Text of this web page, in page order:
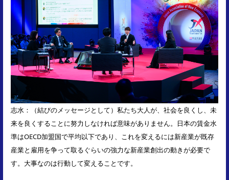
志水：（結びのメッセージとして）私たち大人が、社会を良くし、未
来を良くすることに努力しなければ意味がありません。日本の賃金水
準はOECD加盟国で平均以下であり、これを変えるには新産業が既存
産業と雇用を争って取るぐらいの強力な新産業創出の動きが必要で
す。大事なのは行動して変えることです。